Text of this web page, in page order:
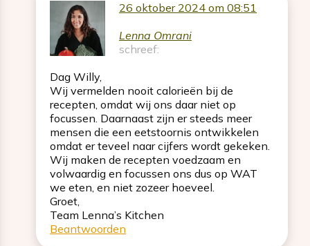
Lenna Omrani
schreef:
26 oktober 2024 om 08:51
Dag Willy,
Wij vermelden nooit calorieën bij de
recepten, omdat wij ons daar niet op
focussen. Daarnaast zijn er steeds meer
mensen die een eetstoornis ontwikkelen
omdat er teveel naar cijfers wordt gekeken.
Wij maken de recepten voedzaam en
volwaardig en focussen ons dus op WAT
we eten, en niet zozeer hoeveel.
Groet,
Team Lenna’s Kitchen
Beantwoorden